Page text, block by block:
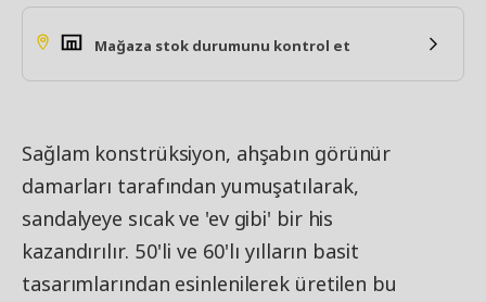
Mağaza stok durumunu kontrol et
Sağlam konstrüksiyon, ahşabın görünür
damarları tarafından yumuşatılarak,
sandalyeye sıcak ve 'ev gibi' bir his
kazandırılır. 50'li ve 60'lı yılların basit
tasarımlarından esinlenilerek üretilen bu